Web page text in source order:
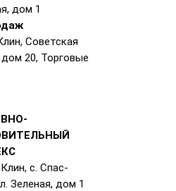
дом 1
Советская
20, Торговые
с. Спас-
Зеленая, дом 1